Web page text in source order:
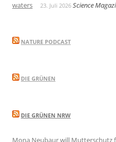
waters
23. Juli 2026 Science
NATURE PODCAST
DIE GRÜNEN
DIE GRÜNEN NRW
Mona Neubaur will Mutterschutz